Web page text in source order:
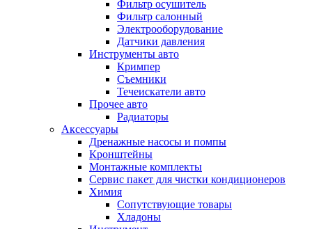
Фильтр осушитель
Фильтр салонный
Электрооборудование
Датчики давления
Инструменты авто
Кримпер
Съемники
Течеискатели авто
Прочее авто
Радиаторы
Аксессуары
Дренажные насосы и помпы
Кронштейны
Монтажные комплекты
Сервис пакет для чистки кондиционеров
Химия
Сопутствующие товары
Хладоны